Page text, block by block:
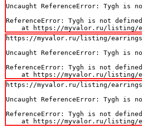
Uncaught ReferenceError: Tygh is
ReferenceError: Tygh is not defined
at https://myvalor.ru/
https://myvalor.ru/listing/earrings/
Uncaught ReferenceError: Tygh is
ReferenceError: Tygh is not defined
at https://myvalor.ru/
https://myvalor.ru/listing/earrings/
Uncaught ReferenceError: Tygh is
ReferenceError: Tygh is not defined
at https://myvalor.ru/